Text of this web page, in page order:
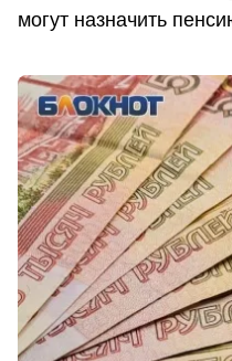
могут назначить